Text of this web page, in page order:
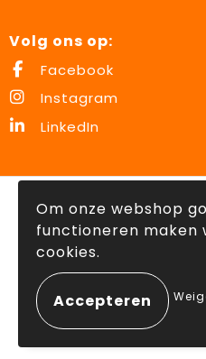
Volg ons op:
Facebook
Instagram
LinkedIn
Om onze webshop
functioneren maken
cookies.